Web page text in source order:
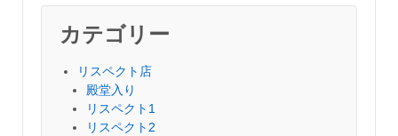
カテゴリー
リスペクト店
殿堂入り
リスペクト1
リスペクト2